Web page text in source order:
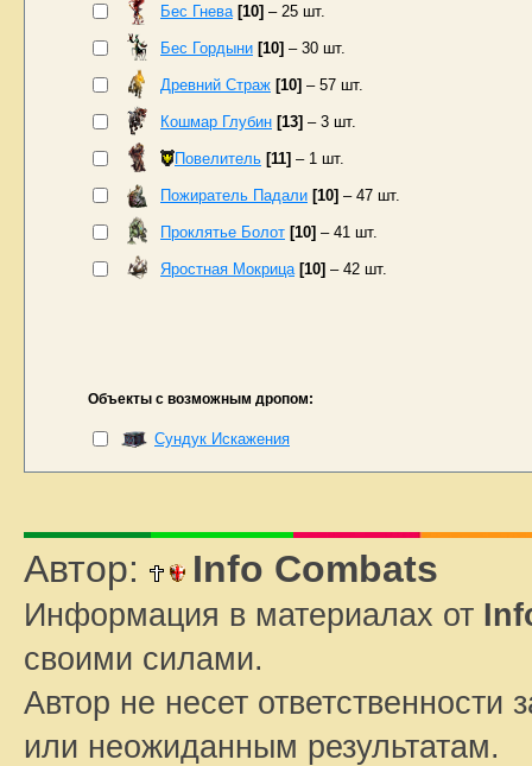
Бес Гнева [10] – 25 шт.
Бес Гордыни [10] – 30 шт.
Древний Страж [10] – 57 шт.
Кошмар Глубин [13] – 3 шт.
Повелитель [11] – 1 шт.
Пожиратель Падали [10] – 47 шт.
Проклятье Болот [10] – 41 шт.
Яростная Мокрица [10] – 42 шт.
Объекты с возможным дропом:
Сундук Искажения
Автор: Info Combats
Информация в материалах от
своими силами.
Автор не несет
или неожиданным результатам.